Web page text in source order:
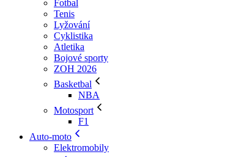
Fotbal
Tenis
Lyžování
Cyklistika
Atletika
Bojové sporty
ZOH 2026
Basketbal
NBA
Motosport
F1
Auto-moto
Elektromobily